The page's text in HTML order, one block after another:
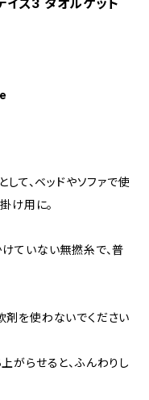
ズ3 タオルケット
て、ベッドやソファで使
け用に。
ていない無撚糸で、普
剤を使わないでください
がらせると、ふんわりし